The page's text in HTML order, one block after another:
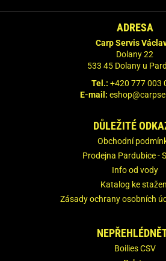
ADRESA
Carp Servis
Dolany 22
533 45 Dolany u
Tel.: +420 777 003
E-mail:
DŮLEŽITÉ
Obchodní
Prodejna Pardubice -
Info od vody
Katalog ke
Zásady ochrany osobních
Boilies CSV